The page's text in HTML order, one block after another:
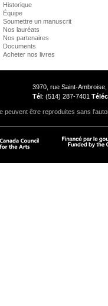
Historique
Équipe
Soumettre un manuscrit
Nos lauréats
Nos partenaires
Documents
Acheter nos livres
3970, rue Saint-
Tél: (514) 287-7401 Téléc
peuvent être reproduites sans